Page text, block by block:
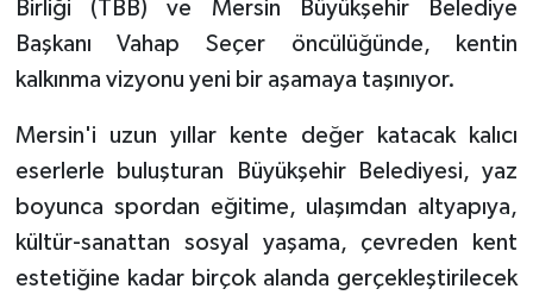
Birliği (TBB) ve Mersin Büyükşehir Belediye
Başkanı Vahap Seçer öncülüğünde, kentin
kalkınma vizyonu yeni bir aşamaya taşınıyor.
Mersin'i uzun yıllar kente değer katacak kalıcı
eserlerle buluşturan Büyükşehir Belediyesi, yaz
boyunca spordan eğitime, ulaşımdan altyapıya,
kültür-sanattan sosyal yaşama, çevreden kent
estetiğine kadar birçok alanda gerçekleştirilecek